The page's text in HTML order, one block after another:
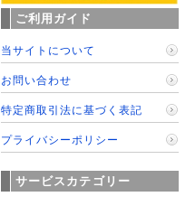
ご利用ガイド
当サイトについて
お問い合わせ
特定商取引法に基づく表記
プライバシーポリシー
サービスカテゴリー